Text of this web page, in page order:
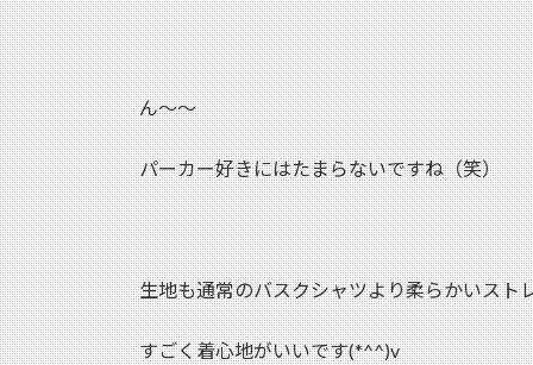
ん～～
パーカー好きにはたまらないですね（笑）
生地も通常のバスクシャツより柔らかいスト
すごく着心地がいいです(*^^)v